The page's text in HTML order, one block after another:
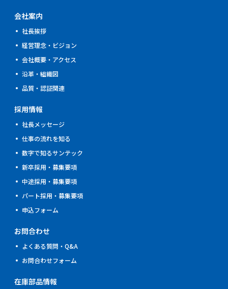
会社案内
社長挨拶
経営理念・ビジョン
会社概要・アクセス
沿革・組織図
品質・認証関連
採用情報
社⾧メッセージ
仕事の流れを知る
数字で知るサンテック
新卒採用・募集要項
中途採用・募集要項
パート採用・募集要項
申込フォーム
お問合わせ
よくある質問・Q&A
お問合わせフォーム
在庫部品情報